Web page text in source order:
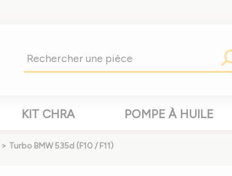
KIT CHRA POMPE À HUILE
> Turbo BMW 535d (F10 / F11)